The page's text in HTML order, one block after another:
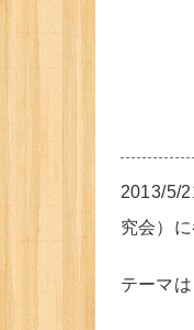
2013/5/
究会）
テーマは